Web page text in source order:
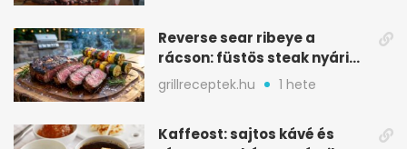
Reverse sear ribeye a
rácson: füstös steak nyári
tökkebabbal
grillreceptek.hu 1 hete
Kaffeost: sajtos kávé és